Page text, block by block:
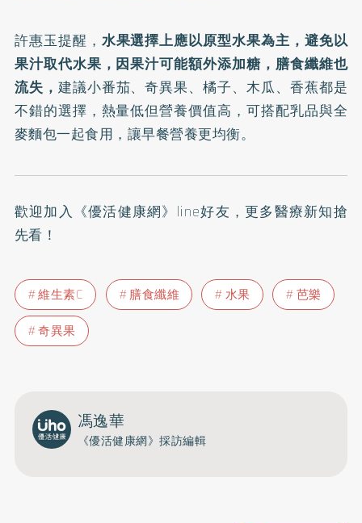
許惠玉提醒， 水果選擇上應以原型水果為主，避免以
果汁取代水果，因果汁可能額外添加糖，膳食纖維也
流失， 建議小番茄、奇異果、橘子、木瓜、香蕉都是
不錯的選擇，熱量低但營養價值高，可搭配乳品與全
麥麵包一起食用，讓早餐營養更均衡。
歡迎加入 《優活健康網》line好友 ，更多醫療新知搶
先看！
維生素C 膳食纖維 水果
芭樂
奇異果
馮逸華
《優活健康網》採訪編輯